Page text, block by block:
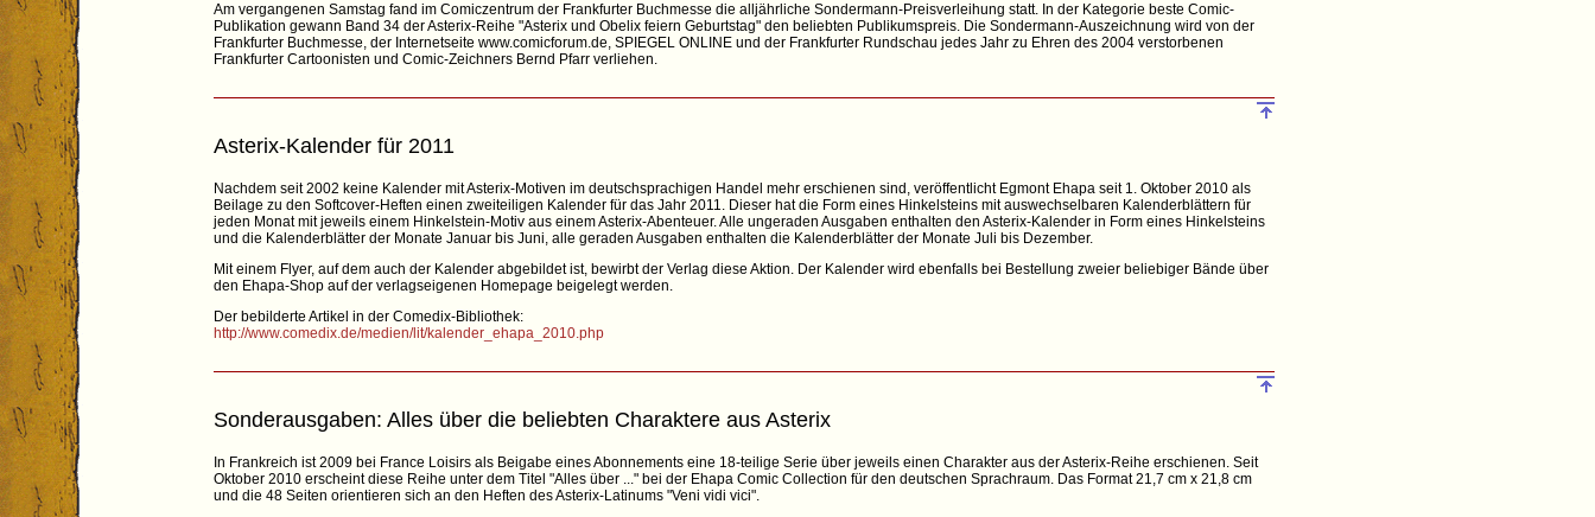
Am vergangenen Samstag fand im Comiczentrum der Frankfurter Buchmesse die alljährliche Sondermann-Preisverleihung statt. In der Kategorie beste Comic-
Publikation gewann Band 34 der Asterix-Reihe "Asterix und Obelix feiern Geburtstag" den beliebten Publikumspreis. Die Sondermann-Auszeichnung wird von der
Frankfurter Buchmesse, der Internetseite www.comicforum.de, SPIEGEL ONLINE und der Frankfurter Rundschau jedes Jahr zu Ehren des 2004 verstorbenen
Frankfurter Cartoonisten und Comic-Zeichners Bernd Pfarr verliehen.
Asterix-Kalender für 2011
Nachdem seit 2002 keine Kalender mit Asterix-Motiven im deutschsprachigen Handel mehr erschienen sind, veröffentlicht Egmont Ehapa seit 1. Oktober 2010 als
Beilage zu den Softcover-Heften einen zweiteiligen Kalender für das Jahr 2011. Dieser hat die Form eines Hinkelsteins mit auswechselbaren Kalenderblättern für
jeden Monat mit jeweils einem Hinkelstein-Motiv aus einem Asterix-Abenteuer. Alle ungeraden Ausgaben enthalten den Asterix-Kalender in Form eines Hinkelsteins
und die Kalenderblätter der Monate Januar bis Juni, alle geraden Ausgaben enthalten die Kalenderblätter der Monate Juli bis Dezember.
Mit einem Flyer, auf dem auch der Kalender abgebildet ist, bewirbt der Verlag diese Aktion. Der Kalender wird ebenfalls bei Bestellung zweier beliebiger Bände über
den Ehapa-Shop auf der verlagseigenen Homepage beigelegt werden.
Der bebilderte Artikel in der Comedix-Bibliothek:
http://www.comedix.de/medien/lit/kalender_ehapa_2010.php
Sonderausgaben: Alles über die beliebten Charaktere aus Asterix
In Frankreich ist 2009 bei France Loisirs als Beigabe eines Abonnements eine 18-teilige Serie über jeweils einen Charakter aus der Asterix-Reihe erschienen. Seit
Oktober 2010 erscheint diese Reihe unter dem Titel "Alles über ..." bei der Ehapa Comic Collection für den deutschen Sprachraum. Das Format 21,7 cm x 21,8 cm
und die 48 Seiten orientieren sich an den Heften des Asterix-Latinums "Veni vidi vici".